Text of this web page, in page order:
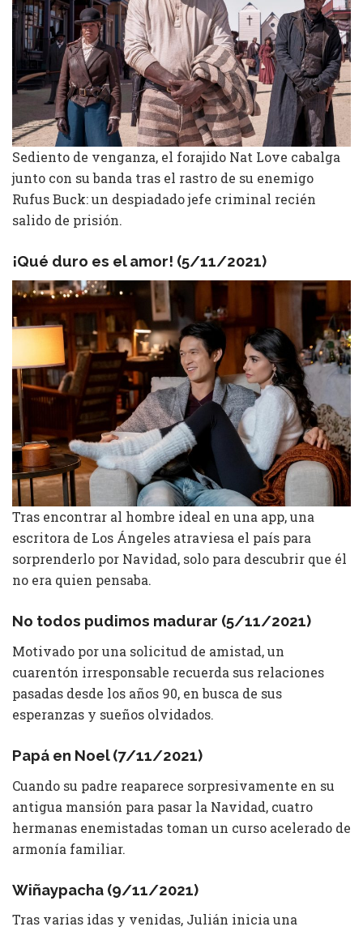
Sediento de venganza, el forajido Nat Love cabalga
junto con su banda tras el rastro de su enemigo
Rufus Buck: un despiadado jefe criminal recién
salido de prisión.
¡Qué duro es el amor! (5/11/2021)
Tras encontrar al hombre ideal en una app, una
escritora de Los Ángeles atraviesa el país para
sorprenderlo por Navidad, solo para descubrir que él
no era quien pensaba.
No todos pudimos madurar (5/11/2021)
Motivado por una solicitud de amistad, un
cuarentón irresponsable recuerda sus relaciones
pasadas desde los años 90, en busca de sus
esperanzas y sueños olvidados.
Papá en Noel (7/11/2021)
Cuando su padre reaparece sorpresivamente en su
antigua mansión para pasar la Navidad, cuatro
hermanas enemistadas toman un curso acelerado de
armonía familiar.
Wiñaypacha (9/11/2021)
Tras varias idas y venidas, Julián inicia una